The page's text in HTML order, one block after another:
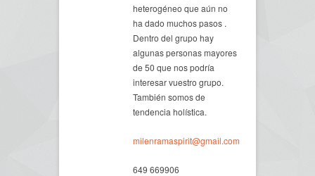
heterogéneo que aún no
ha dado muchos pasos .
Dentro del grupo hay
algunas personas mayores
de 50 que nos podría
interesar vuestro grupo.
También somos de
tendencia holística.
milenramaspirit@gmail.com
649 669906